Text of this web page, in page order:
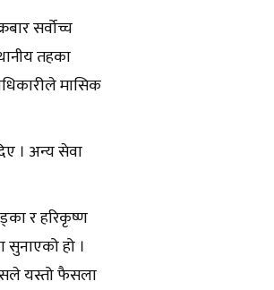
सर्वोच्च
तहका
मासिक
। अन्य सेवा
र हरिकृष्ण
हो ।
यस्तो फैसला